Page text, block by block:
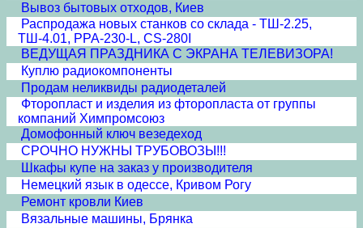
Вывоз бытовых отходов, Киев
Распродажа новых станков со склада - ТШ-2.25,
ТШ-4.01, PPA-230-L, CS-280I
ВЕДУЩАЯ ПРАЗДНИКА С ЭКРАНА ТЕЛЕВИЗОРА!
Куплю радиокомпоненты
Продам неликвиды радиодеталей
Фторопласт и изделия из фторопласта от группы
компаний Химпромсоюз
Домофонный ключ везедеход
СРОЧНО НУЖНЫ ТРУБОВОЗЫ!!!
Шкафы купе на заказ у производителя
Немецкий язык в одессе, Кривом Рогу
Ремонт кровли Киев
Вязальные машины, Брянка